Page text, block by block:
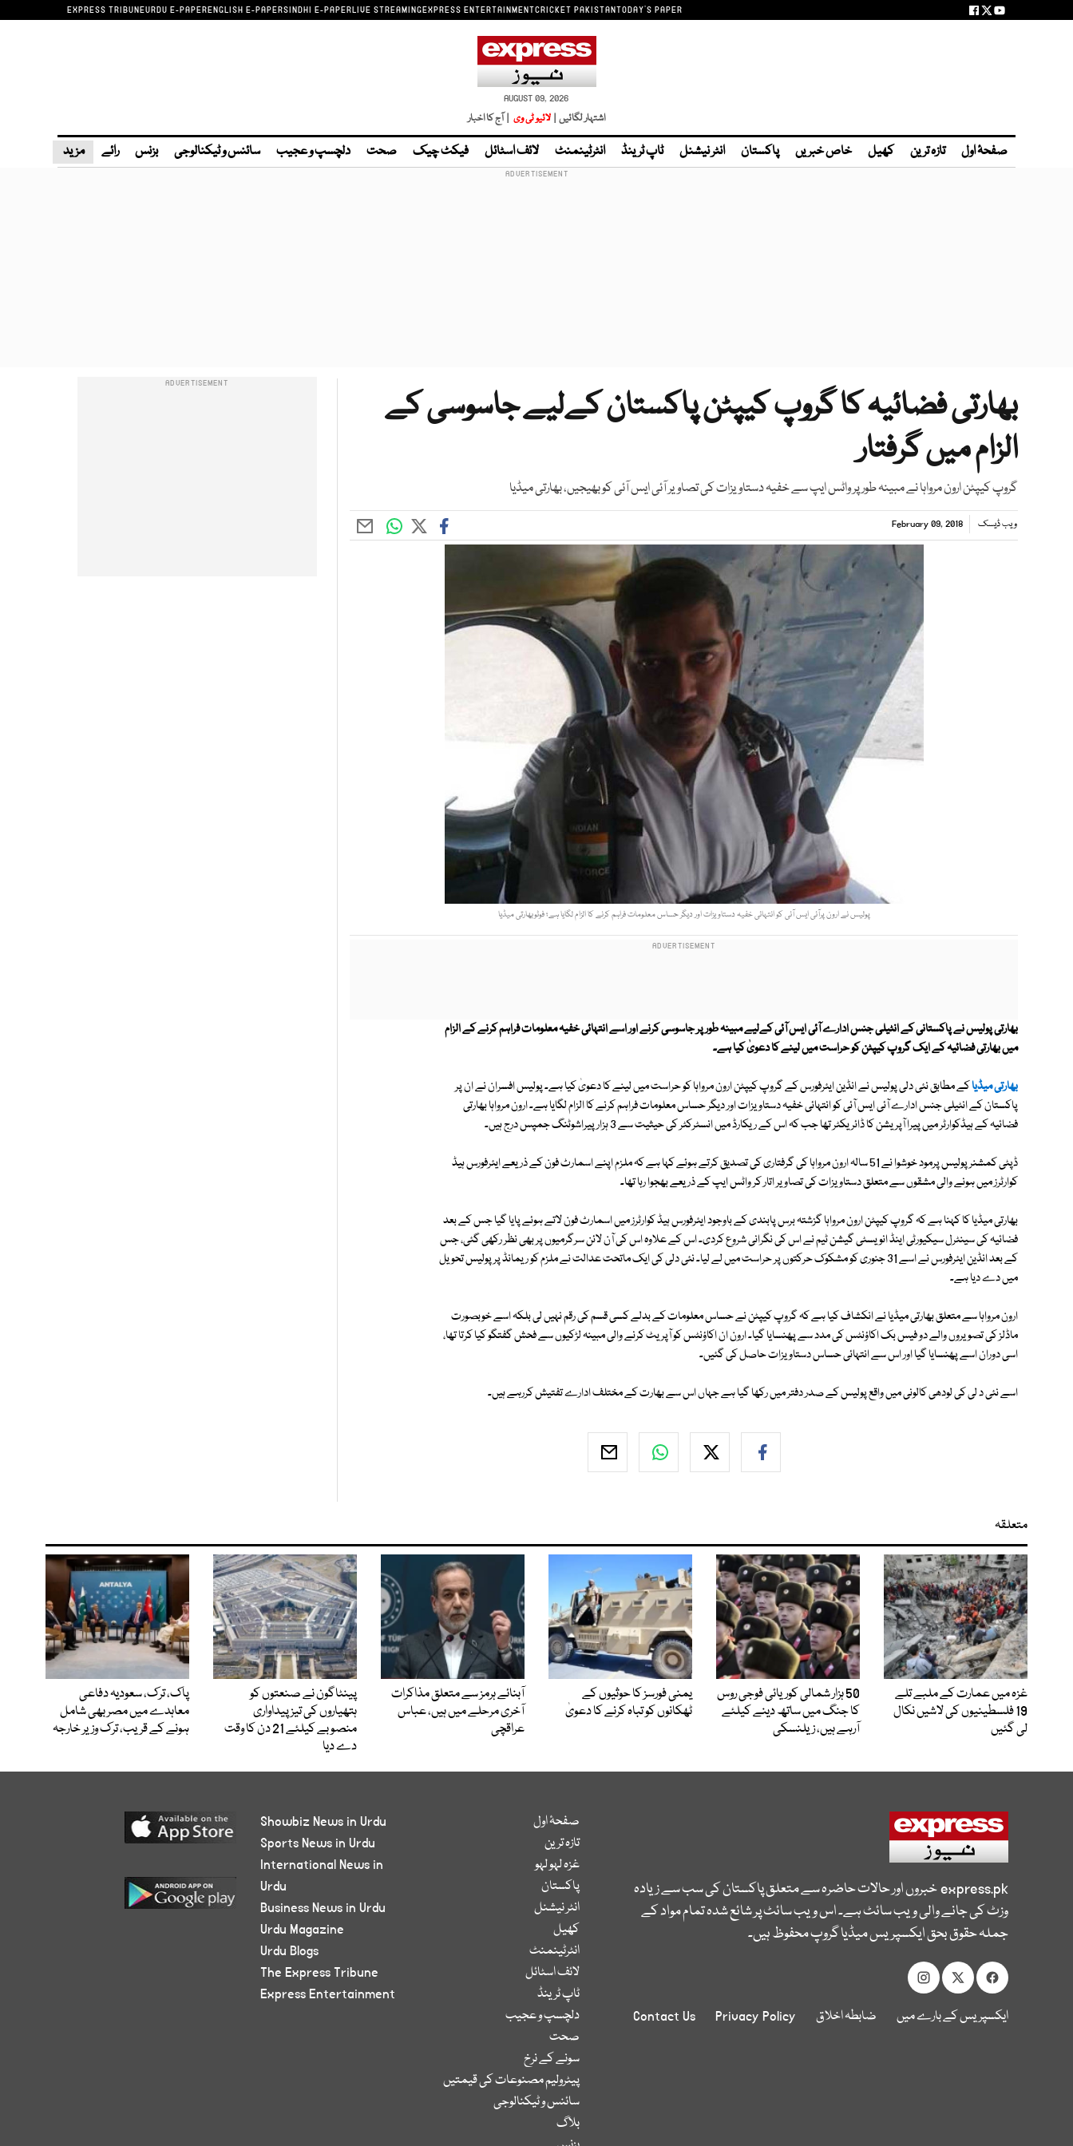
EXPRESS TRIBUNEURDU E-PAPERENGLISH E-PAPERSINDHI E-PAPERLIVE STREAMINGEXPRESS ENTERTAINMENTCRICKET PAKISTANTODAY'S PAPER
AUGUST 09, 2026
اشتہار لگائیں | لائیو ٹی وی | آج کا اخبار
صفحۂ اول تازہ ترین کھیل خاص خبریں پاکستان انٹر نیشنل ٹاپ ٹرینڈ انٹرٹینمنٹ لائف اسٹائل فیکٹ چیک صحت دلچسپ و عجیب سائنس و ٹیکنالوجی بزنس رائے مزید
بھارتی فضائیہ کا گروپ کیپٹن پاکستان کےلیے جاسوسی کے
الزام میں گرفتار
گروپ کیپٹن ارون مرواہا نے مبینہ طور پر واٹس ایپ سے خفیہ دستاویزات کی تصاویر آئی ایس آئی کو بھیجیں، بھارتی میڈیا
ویب ڈیسک February 09, 2018
پولیس نے ارون پرآئی ایس آئی کو انتہائی خفیہ دستاویزات اور دیگر حساس معلومات فراہم کرنے کا الزام لگایا ہے؛ فوٹوبھارتی میڈیا
بھارتی پولیس نے پاکستانی کے انٹیلی جنس ادارے آئی ایس آئی کےلیے مبینہ طور پر جاسوسی کرنے اور اسے انتہائی خفیہ معلومات فراہم کرنے کے الزام
میں بھارتی فضائیہ کے ایک گروپ کیپٹن کو حراست میں لینے کا دعویٰ کیا ہے۔
بھارتی میڈیاکے مطابق نئی دلی پولیس نے انڈین ایئرفورس کے گروپ کیپٹن ارون مرواہا کو حراست میں لینے کا دعویٰ کیا ہے۔ پولیس افسران نے ان پر
پاکستان کے انٹیلی جنس ادارے آئی ایس آئی کو انتہائی خفیہ دستاویزات اور دیگر حساس معلومات فراہم کرنے کا الزام لگایا ہے۔ ارون مرواہا بھارتی
فضائیہ کے ہیڈکوارٹر میں پیرا آپریشن کا ڈائریکٹر تھا جب کہ اس کے ریکارڈ میں انسٹرکٹر کی حیثیت سے 3 ہزار پیراشوٹنگ جمپس درج ہیں۔
ڈپٹی کمشنر پولیس پرمود خوشوا نے 51 سالہ ارون مرواہا کی گرفتاری کی تصدیق کرتے ہوئے کہا ہے کہ ملزم اپنے اسمارٹ فون کے ذریعے ایئرفورس ہیڈ
کوارٹرز میں ہونے والی مشقوں سے متعلق دستاویزات کی تصاویر اتار کر واٹس ایپ کے ذریعے بھجوا رہا تھا۔
بھارتی میڈیا کا کہنا ہے کہ گروپ کیپٹن ارون مرواہا گزشتہ برس پابندی کے باوجود ایئرفورس ہیڈ کوارٹرز میں اسمارٹ فون لاتے ہوئے پایا گیا جس کے بعد
فضائیہ کی سینٹرل سیکیورٹی اینڈ انویسٹی گیشن ٹیم نے اس کی نگرانی شروع کردی۔ اس کے علاوہ اس کی آن لائن سرگرمیوں پر بھی نظر رکھی گئی، جس
کے بعد انڈین ایئرفورس نے اسے 31 جنوری کو مشکوک حرکتوں پر حراست میں لے لیا۔ نئی دلی کی ایک ماتحت عدالت نے ملزم کو ریمانڈ پر پولیس تحویل
میں دے دیا ہے۔
ارون مرواہا سے متعلق بھارتی میڈیا نے انکشاف کیا ہے کہ گروپ کیپٹن نے حساس معلومات کے بدلے کسی قسم کی رقم نہیں لی بلکہ اسے خوبصورت
ماڈلز کی تصویروں والے دو فیس بک اکاؤنٹس کی مدد سے پھنسایا گیا۔ ارون ان اکاؤنٹس کو آپریٹ کرنے والی مبینہ لڑکیوں سے فحش گفتگو کیا کرتا تھا،
اسی دوران اسے پھنسایا گیا اور اس سے انتہائی حساس دستاویزات حاصل کی گئیں۔
اسے نئی د لی کی لودھی کالونی میں واقع پولیس کے صدر دفتر میں رکھا گیا ہے جہاں اس سے بھارت کے مختلف ادارے تفتیش کررہے ہیں۔
متعلقہ
غزہ میں عمارت کے ملبے تلے
19 فلسطینیوں کی لاشیں نکال
لی گئیں
50 ہزار شمالی کوریائی فوجی روس
کا جنگ میں ساتھ دینے کیلئے
آرہے ہیں، زیلنسکی
یمنی فورسز کا حوثیوں کے
ٹھکانوں کو تباہ کرنے کا دعویٰ
آبنائے ہرمز سے متعلق مذاکرات
آخری مرحلے میں ہیں، عباس
عراقچی
پینٹاگون نے صنعتوں کو
ہتھیاروں کی تیز پیداواری
منصوبے کیلئے 21 دن کا وقت
دے دیا
پاک، ترک، سعودیہ دفاعی
معاہدے میں مصر بھی شامل
ہونے کے قریب، ترک وزیر خارجہ
express.pkخبروں اور حالات حاضرہ سے متعلق پاکستان کی سب سے زیادہ
وزٹ کی جانے والی ویب سائٹ ہے۔ اس ویب سائٹ پر شائع شدہ تمام مواد کے
جملہ حقوق بحق ایکسپریس میڈیا گروپ محفوظ ہیں۔
ایکسپریس کے بارے میں ضابطہ اخلاق Privacy Policy
Contact Us
صفحۂ اول
تازہ ترین
غزہ لہو لہو
پاکستان
انٹر نیشنل
کھیل
انٹرٹینمنٹ
لائف اسٹائل
ٹاپ ٹرینڈ
دلچسپ و عجیب
صحت
سونے کے نرخ
پیٹرولیم مصنوعات کی قیمتیں
سائنس و ٹیکنالوجی
بلاگ
Showbiz News in Urdu
Sports News in Urdu
International News in
Urdu
Business News in Urdu
Urdu Magazine
Urdu Blogs
The Express Tribune
Express Entertainment